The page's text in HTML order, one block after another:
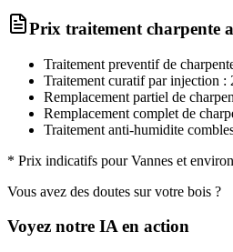
Prix traitement charpente a
Traitement preventif de
Traitement curatif par injection :
Remplacement partiel de
Remplacement complet de
Traitement anti-humidite
* Prix indicatifs pourVannes et
Vous avez des doutes sur votre bois ?
Voyez notre IA en action